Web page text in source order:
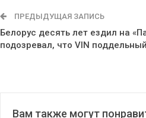
ПРЕДЫДУЩАЯ ЗАПИСЬ
Белорус десять лет ездил на
подозревал, что VIN поддельный
Вам также могут